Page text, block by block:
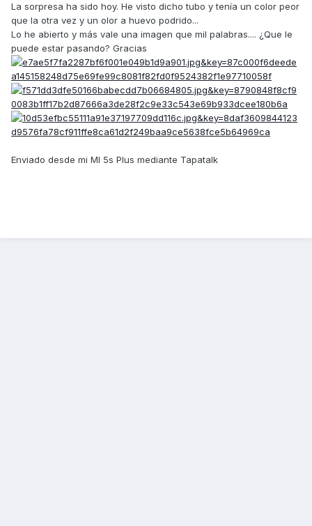
La sorpresa ha sido hoy. He visto dicho tubo y tenía un color peor
que la otra vez y un olor a huevo podrido...
Lo he abierto y más vale una imagen que mil palabras.... ¿Que le
puede estar pasando? Gracias
Enviado desde mi MI 5s Plus mediante Tapatalk